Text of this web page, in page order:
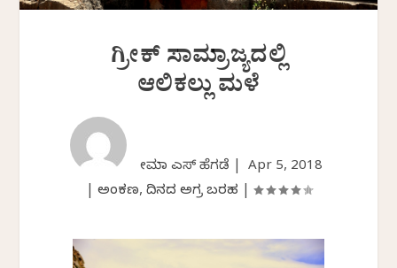
ಗ್ರೀಕ್ ಸಾಮ್ರಾಜ್ಯದಲ್ಲಿ
ಆಲಿಕಲ್ಲು ಮಳೆ
ಸೀಮಾ ಎಸ್ ಹೆಗಡೆ | Apr 5, 2018
ಅಂಕಣ, ದಿನದ ಅಗ್ರ ಬರಹ